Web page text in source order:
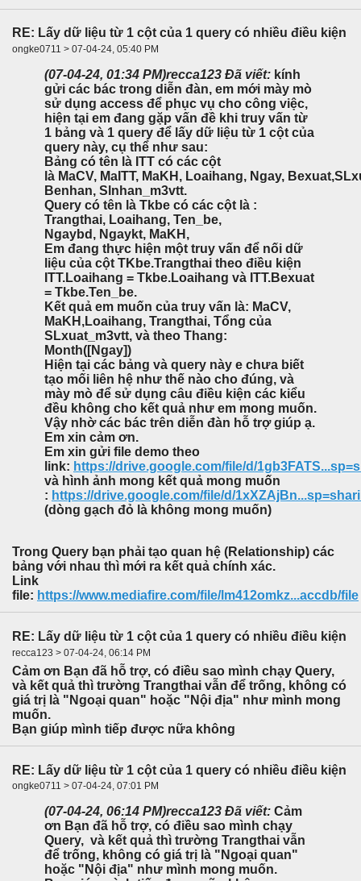
RE: Lấy dữ liệu từ 1 cột của 1 query có nhiều điều kiện
ongke0711 > 07-04-24, 05:40 PM
(07-04-24, 01:34 PM)recca123 Đã viết: kính
gửi các bác trong diễn đàn, em mới mày mò
sử dụng access để phục vụ cho công việc,
hiện tại em đang gặp vấn đề khi truy vấn từ
1 bảng và 1 query để lấy dữ liệu từ 1 cột của
query này, cụ thể như sau:
Bảng có tên là ITT có các cột
là MaCV, MaITT, MaKH, Loaihang, Ngay,
Benhan, Slnhan_m3vtt.
Query có tên là Tkbe có các cột là :
Trangthai, Loaihang, Ten_be,
Ngaybd, Ngaykt, MaKH,
Em đang thực hiện một truy vấn để nối dữ
liệu của cột TKbe.Trangthai theo điều kiện
ITT.Loaihang = Tkbe.Loaihang và ITT.Bexuat
= Tkbe.Ten_be.
Kết quả em muốn của truy vấn là: MaCV,
MaKH,Loaihang, Trangthai, Tổng của
SLxuat_m3vtt, và theo Thang:
Month([Ngay])
Hiện tại các bảng và query này e chưa biết
tạo mối liên hệ như thế nào cho đúng, và
mày mò để sử dụng câu điều kiện các kiểu
đều không cho kết quả như em mong muốn.
Vậy nhờ các bác trên diễn đàn hỗ trợ giúp ạ.
Em xin cảm ơn.
Em xin gửi file demo theo
link: https://drive.google.com/file/d/
và hình ảnh mong kết quả mong muốn
: https://drive.google.com/file/d/
(dòng gạch đỏ là không mong muốn)
Trong Query bạn phải tạo quan hệ (Relationship) các
bảng với nhau thì mới ra kết quả chính xác.
Link
file: https://www.mediafire.com/file/lm412omkz...accdb/file
RE: Lấy dữ liệu từ 1 cột của 1 query có nhiều điều kiện
recca123 > 07-04-24, 06:14 PM
Cảm ơn Bạn đã hỗ trợ, có điều sao mình chạy Query,
và kết quả thì trường Trangthai vẫn để trống, không có
giá trị là "Ngoại quan" hoặc "Nội địa" như mình mong
muốn.
Bạn giúp mình tiếp được nữa không
RE: Lấy dữ liệu từ 1 cột của 1 query có nhiều điều kiện
ongke0711 > 07-04-24, 07:01 PM
(07-04-24, 06:14 PM)recca123 Đã viết: Cảm
ơn Bạn đã hỗ trợ, có điều sao mình chạy
Query, và kết quả thì trường Trangthai vẫn
để trống, không có giá trị là "Ngoại quan"
hoặc "Nội địa" như mình mong muốn.